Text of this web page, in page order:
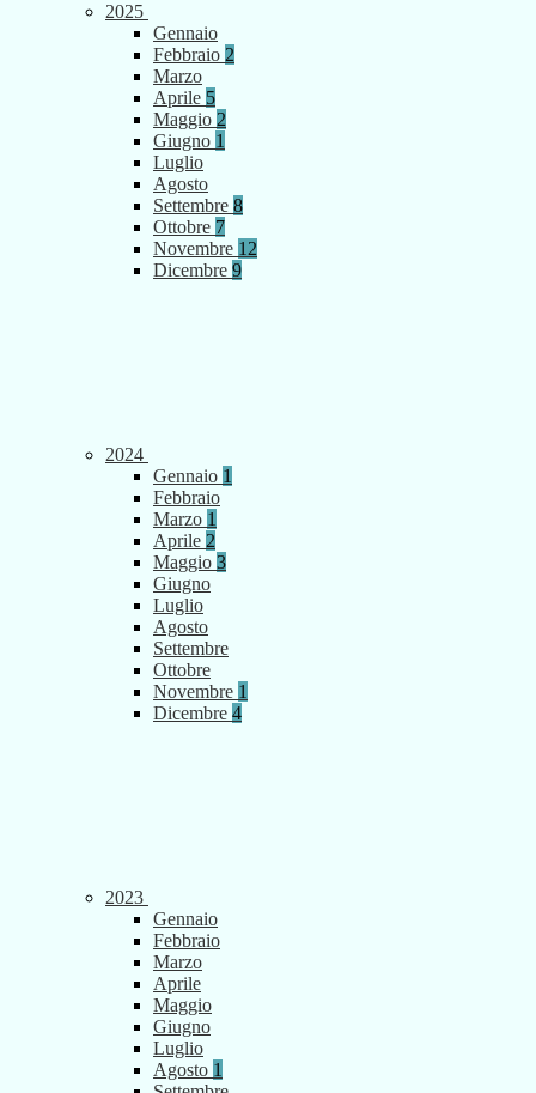
2025
Gennaio
Febbraio 2
Marzo
Aprile 5
Maggio 2
Giugno 1
Luglio
Agosto
Settembre 8
Ottobre 7
Novembre 12
Dicembre 9
2024
Gennaio 1
Febbraio
Marzo 1
Aprile 2
Maggio 3
Giugno
Luglio
Agosto
Settembre
Ottobre
Novembre 1
Dicembre 4
2023
Gennaio
Febbraio
Marzo
Aprile
Maggio
Giugno
Luglio
Agosto 1